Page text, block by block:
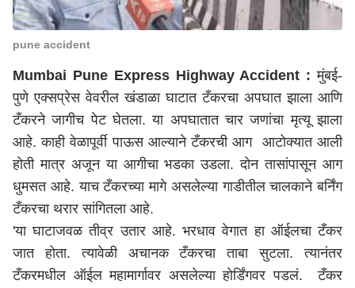
pune accident
Mumbai Pune Express Highway Accident :मुंबई-
पुणे एक्सप्रेस वेवरील खंडाळा घाटात टँकरचा अपघात झाला आणि
टँकरने जागीच पेट घेतला. या अपघातात चार जणांचा मृत्यू झाला
आहे. काही वेळापूर्वी पाऊस आल्याने टँकरची आग आटोक्यात आली
होती मात्र अजून या आगीचा भडका उडला. दोन तासांपासून आग
धुमसत आहे. याच टँकरच्या मागे असलेल्या गाडीतील चालकाने बर्निंग
टँकरचा थरार सांगितला आहे.
'या घाटाजवळ तीव्र उतार आहे. भरधाव वेगात हा ऑईलचा टँकर
जात होता. त्यावेळी अचानक टँकरचा ताबा सुटला. त्यानंतर
टँकरमधील ऑईल महामार्गावर असलेल्या होर्डिंगवर पडलं. टँकर